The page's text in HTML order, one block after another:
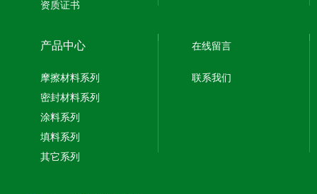
资质证书
产品中心
摩擦材料系列
密封材料系列
涂料系列
填料系列
其它系列
在线留言
联系我们